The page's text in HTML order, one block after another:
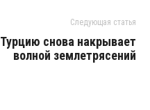
Следующая статья
Турцию снова накрывает
волной землетрясений